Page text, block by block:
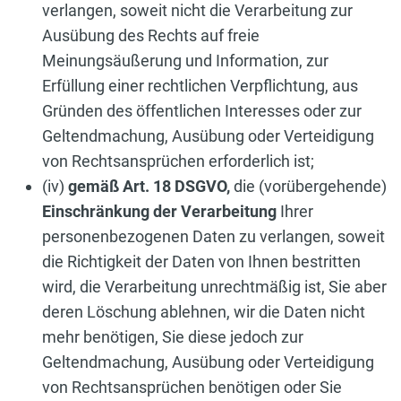
verlangen, soweit nicht die Verarbeitung zur
Ausübung des Rechts auf freie
Meinungsäußerung und Information, zur
Erfüllung einer rechtlichen Verpflichtung, aus
Gründen des öffentlichen Interesses oder zur
Geltendmachung, Ausübung oder Verteidigung
von Rechtsansprüchen erforderlich ist;
(iv) gemäß Art. 18 DSGVO,die (vorübergehende)
Einschränkung der Verarbeitung Ihrer
personenbezogenen Daten zu verlangen, soweit
die Richtigkeit der Daten von Ihnen bestritten
wird, die Verarbeitung unrechtmäßig ist, Sie aber
deren Löschung ablehnen, wir die Daten nicht
mehr benötigen, Sie diese jedoch zur
Geltendmachung, Ausübung oder Verteidigung
von Rechtsansprüchen benötigen oder Sie